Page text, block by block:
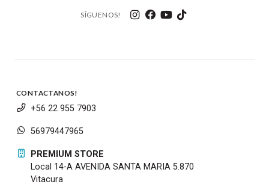
de OGM (Óptica moldeada de vidrio) para
mejorar la nitidez y controlar la distorsión.
Sphere (ASC) y Subwavelength structure (SWC)
reducen el destello y el fantasma para mejorar
el contraste.
El diafragma redondeado de 11 cuchillas crea
SÍGUENOS!
CONTACTANOS!
+56 22 955 7903
56979447965
PREMIUM STORE
Local 14-A AVENIDA SANTA MARIA 5.870
Vitacura